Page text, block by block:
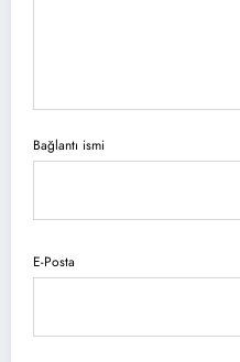
Bağlantı ismi
E-Posta